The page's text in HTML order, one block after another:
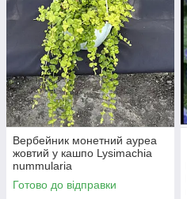
Вербейник монетний ауреа
жовтий у кашпо Lysimachia
nummularia
Готово до відправки